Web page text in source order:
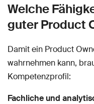
Welche
guter Product
Damit ein Product
wahrnehmen kann,
Kompetenzprofil:
Fachliche und